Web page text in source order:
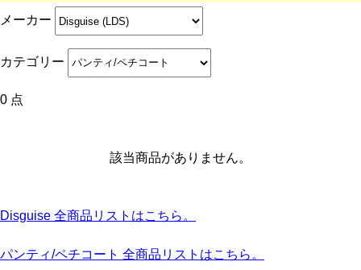
メーカー
カテゴリー
0 点
該当商品がありません。
Disguise 全商品リストはこちら。
パンティ/ペチコート 全商品リストはこちら。